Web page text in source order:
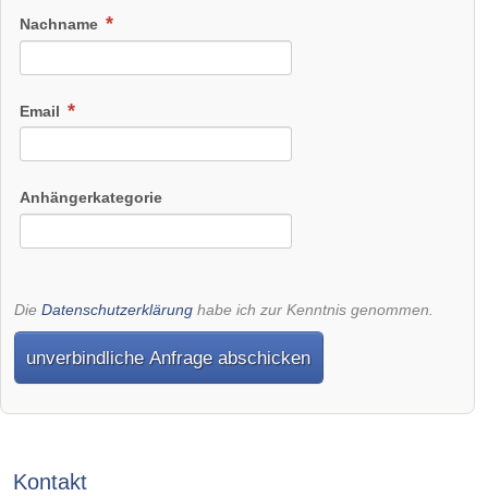
Nachname
Email
Anhängerkategorie
Die Datenschutzerklärung habe ich zur Kenntnis genommen.
unverbindliche Anfrage abschicken
Kontakt